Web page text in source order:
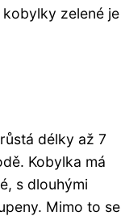
zelené je
délky až 7
Kobylka má
s dlouhými
Mimo to se